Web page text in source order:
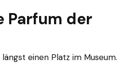
Parfum der
einen Platz im Museum.